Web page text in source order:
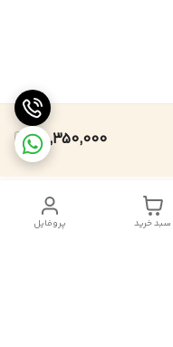
25,350,000
پروفایل سبد خرید